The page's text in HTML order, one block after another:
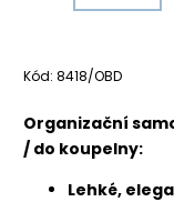
Kód: 8418/OBD
Organizační
/ do koupelny:
Lehké,